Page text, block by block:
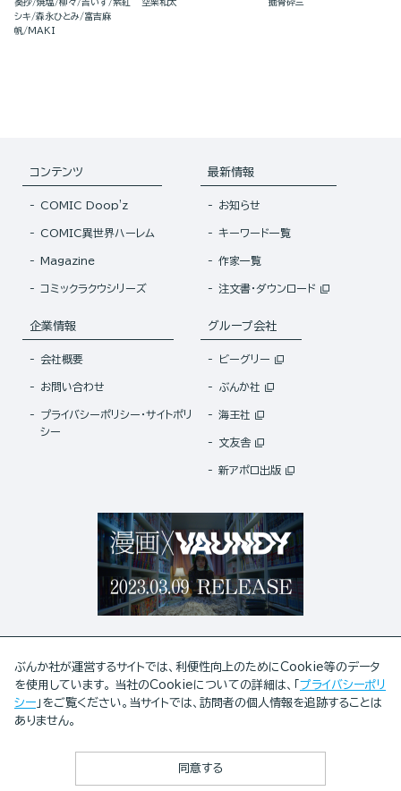
葵抄 焼塩 柳々 吉いず 紫紅
シキ 森永ひとみ
富吉麻
帆
MAKI
空栗和太 掘骨砕三
コンテンツ
COMIC Doop'z
COMIC異世界ハーレム
Magazine
コミックラクウシリーズ
最新情報
お知らせ
キーワード一覧
作家一覧
注文書・ダウンロード
企業情報
会社概要
お問い合わせ
プライバシーポリシー・サイトポリ
シー
グループ会社
ビーグリー
ぶんか社
海王社
文友舎
新アポロ出版
ABJマークは、この電子書店・電子書籍配信サービスが、著作権者からコンテンツ使用許諾を
得た正規版配信サービスであることを示す登録商標(登録番号 第6091713号)です。
https://aebs.or.jp/
ぶんか社が運営するサイトでは、利便性向上のためにCookie等のデータ
を使用しています。 当社のCookieについての詳細は、「 プライバシーポリ
シー 」をご覧ください。当サイトでは、訪問者の個人情報を追跡することは
ありません。
同意する